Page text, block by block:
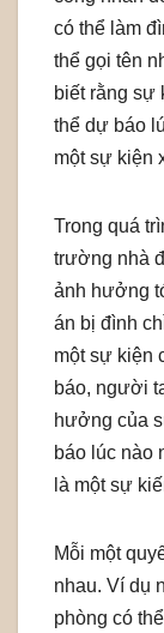
có thể làm
thể gọi tên
biết rằng sự
thể dự báo
một sự kiện
Trong quá
trường nhà
ảnh hưởng
án bị đình
một sự kiện
báo, người
hưởng của
báo lúc nào
là một sự
Mỗi một
nhau. Ví dụ
phòng có